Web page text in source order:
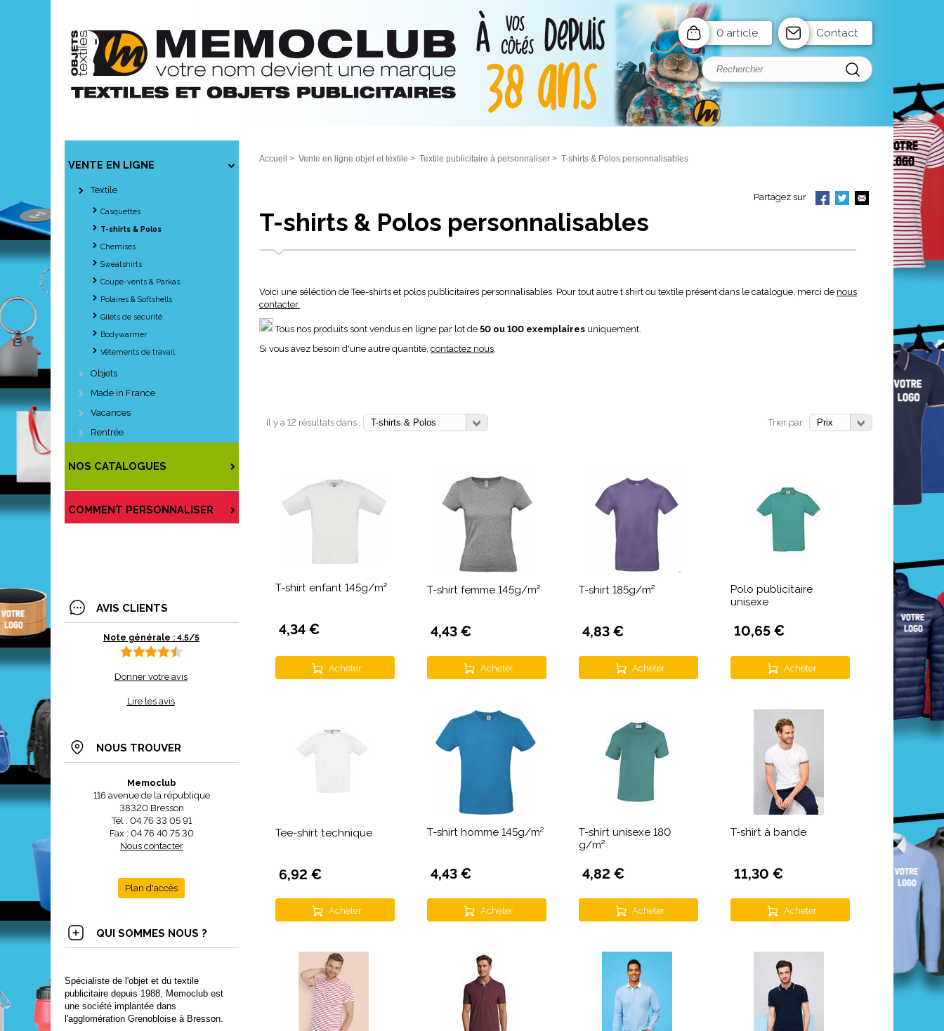
0 article Contact
VENTE EN LIGNE
Textile
Casquettes
T-shirts & Polos
Chemises
Sweatshirts
Coupe-vents & Parkas
Polaires & Softshells
Gilets de securité
Bodywarmer
Vêtements de travail
Objets
Made in France
Vacances
Rentrée
NOS CATALOGUES
COMMENT PERSONNALISER
AVIS CLIENTS
Note générale : 4.5/5
Donner votre avis
Lire les avis
NOUS TROUVER
Memoclub
116 avenue de la république
38320 Bresson
Tél : 04 76 33 05 91
Fax : 04 76 40 75 30
Nous contacter
Plan d'accès
QUI SOMMES NOUS ?
Spécialiste de l'objet et du textile
publicitaire depuis 1988, Memoclub est
une société implantée dans
l'agglomération Grenobloise à Bresson.
Accueil > Vente en ligne objet et textile > Textile publicitaire à personnaliser> T-shirts & Polos personnalisables
Partagez sur
T-shirts & Polos personnalisables
Voici une séléction de Tee-shirts et polos publicitaires personnalisables. Pour tout autre t shirt ou textile présent dans le catalogue, merci de nous
contacter.
Tous nos produits sont vendus en ligne par lot de 50 ou 100 exemplaires uniquement.
Si vous avez besoin d'une autre quantité, contactez nous.
Il y a 12 résultats dans : Trier par :
T-shirt enfant 145g/m²
4,34 €
Acheter
T-shirt femme 145g/m²
4,43 €
Acheter
T-shirt 185g/m²
4,83 €
Acheter
Polo publicitaire
unisexe
10,65 €
Acheter
Tee-shirt technique
6,92 €
Acheter
T-shirt homme 145g/m²
4,43 €
Acheter
T-shirt unisexe 180
g/m²
4,82 €
Acheter
T-shirt à bande
11,30 €
Acheter